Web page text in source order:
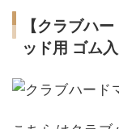
【クラブハ
ッド用 ゴム